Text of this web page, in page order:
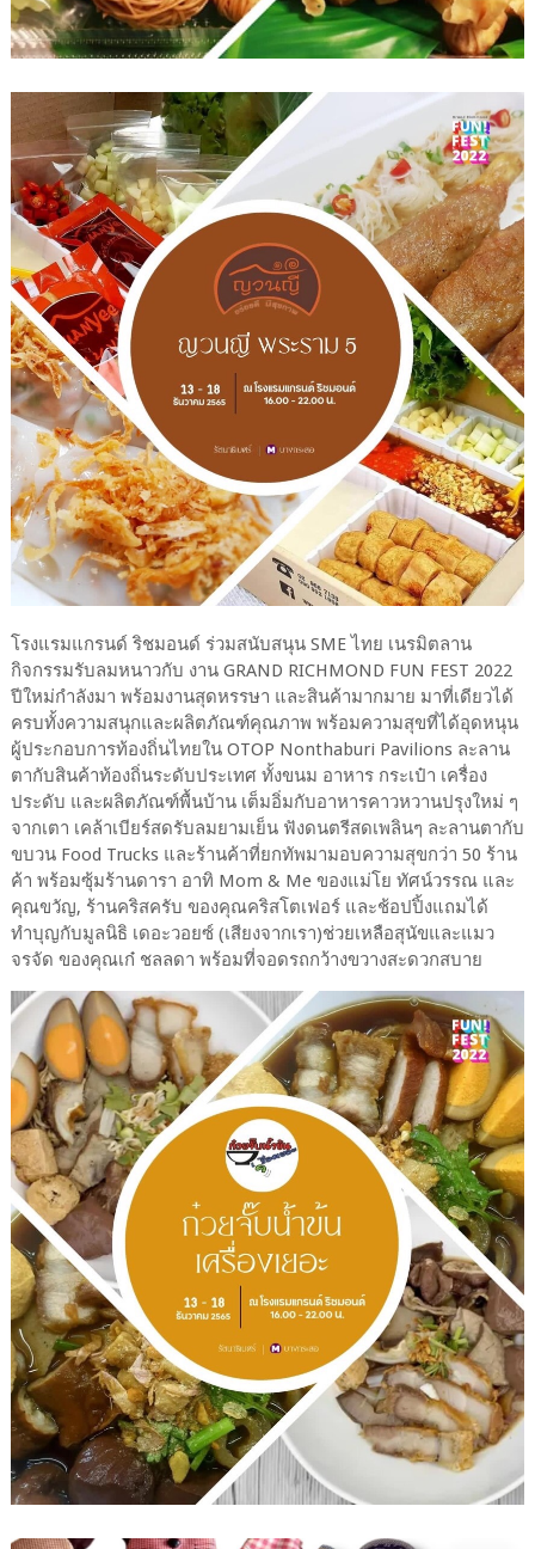
โรงแรมแกรนด์ ริชมอนด์ ร่วมสนับสนุน SME ไทย เนรมิตลาน
กิจกรรมรับลมหนาวกับ งาน GRAND RICHMOND FUN FEST 2022
ปีใหม่กำลังมา พร้อมงานสุดหรรษา และสินค้ามากมาย มาที่เดียวได้
ครบทั้งความสนุกและผลิตภัณฑ์คุณภาพ พร้อมความสุขที่ได้อุดหนุน
ผู้ประกอบการท้องถิ่นไทยใน OTOP Nonthaburi Pavilions ละลาน
ตากับสินค้าท้องถิ่นระดับประเทศ ทั้งขนม อาหาร กระเป๋า เครื่อง
ประดับ และผลิตภัณฑ์พื้นบ้าน เต็มอิ่มกับอาหารคาวหวานปรุงใหม่ ๆ
จากเตา เคล้าเบียร์สดรับลมยามเย็น ฟังดนตรีสดเพลินๆ ละลานตากับ
ขบวน Food Trucks และร้านค้าที่ยกทัพมามอบความสุขกว่า 50 ร้าน
ค้า พร้อมซุ้มร้านดารา อาทิ Mom & Me ของแม่โย ทัศน์วรรณ และ
คุณขวัญ, ร้านคริสครับ ของคุณคริสโตเฟอร์ และช้อปปิ้งแถมได้
ทำบุญกับมูลนิธิ เดอะวอยซ์ (เสียงจากเรา)ช่วยเหลือสุนัขและแมว
จรจัด ของคุณเก๋ ชลลดา พร้อมที่จอดรถกว้างขวางสะดวกสบาย